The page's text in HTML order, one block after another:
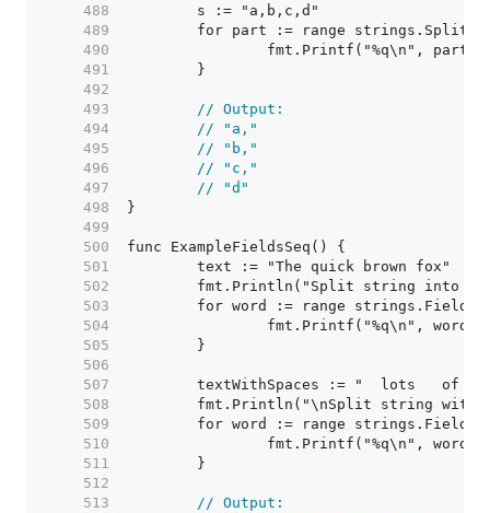
   488
   489
   490
   491
   492
   493
// Output:
   494
// "a,"
   495
// "b,"
   496
// "c,"
   497
// "d"
   498
   499
   500
   501
   502
   503
   504
   505
   506
   507
   508
   509
   510
   511
   512
   513
// Output: